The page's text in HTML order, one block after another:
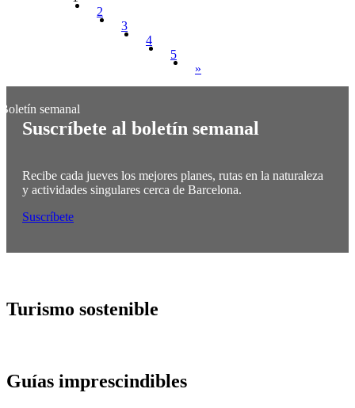
2
3
4
5
»
Suscríbete al boletín semanal
Recibe cada jueves los mejores planes, rutas en la naturaleza
y actividades singulares cerca de Barcelona.
Suscríbete
Turismo sostenible
Guías imprescindibles